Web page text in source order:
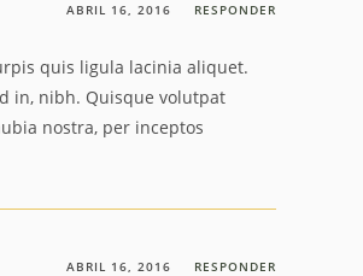
ABRIL 16, 2016 RESPONDER
quis ligula lacinia aliquet.
in, nibh. Quisque volutpat
nostra, per inceptos
ABRIL 16, 2016 RESPONDER